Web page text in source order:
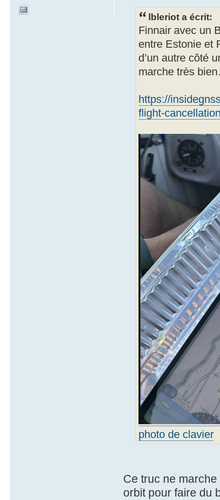
lbleriot a écrit:
Finnair avec un
entre Estonie et
d’un autre côté
marche très
https://
flight-
photo de clavier
Ce truc ne
orbit pour faire du